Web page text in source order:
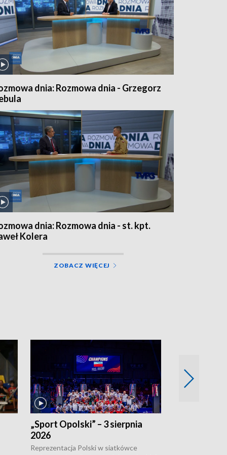
dnia: Rozmowa dnia - Grzegorz
dnia: Rozmowa dnia - st. kpt.
Kolera
ZOBACZ WIĘCEJ
„Sport Opolski” – 3 sierpnia
2026
Reprezentacja Polski w siatkówce